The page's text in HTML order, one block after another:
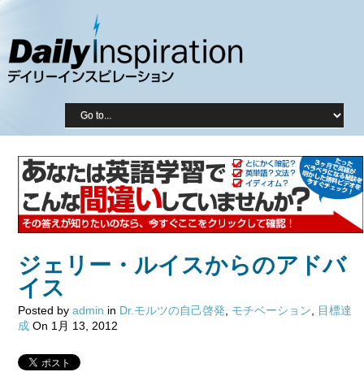
ジェリー・ルイスからのアドバ
イス
Posted by admin in Dr.モルツの自己啓発 モチベーション
目標達
成 On 1月 13, 2012